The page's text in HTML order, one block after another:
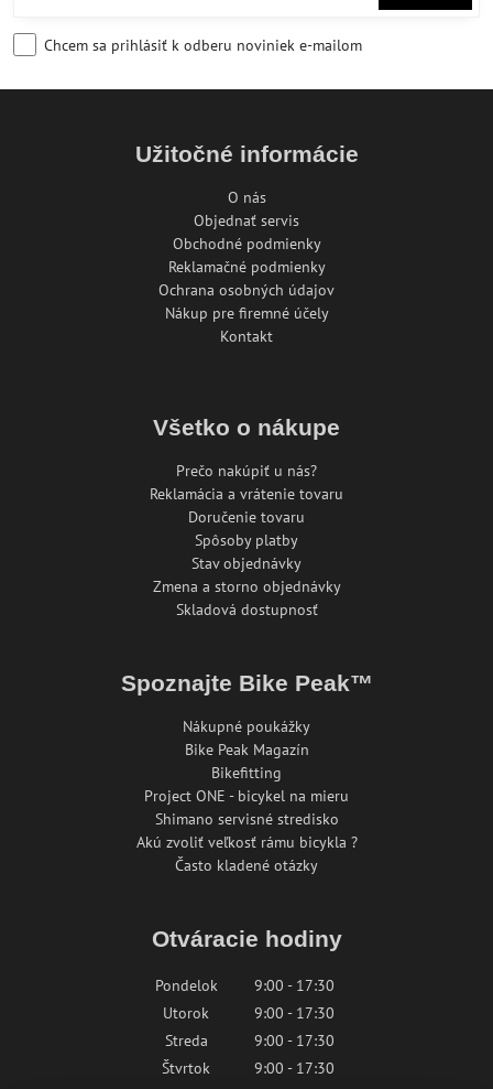
Chcem sa prihlásiť k odberu noviniek e-mailom
Užitočné informácie
O nás
Objednať servis
Obchodné podmienky
Reklamačné podmienky
Ochrana osobných údajov
Nákup pre firemné účely
Kontakt
Všetko o nákupe
Prečo nakúpiť u nás?
Reklamácia a vrátenie tovaru
Doručenie tovaru
Spôsoby platby
Stav objednávky
Zmena a storno objednávky
Skladová dostupnosť
Spoznajte Bike Peak™
Nákupné poukážky
Bike Peak Magazín
Bikefitting
Project ONE - bicykel na mieru
Shimano servisné stredisko
Akú zvoliť veľkosť rámu bicykla ?
Často kladené otázky
Otváracie hodiny
Pondelok
9:00 - 17:30
Utorok
9:00 - 17:30
Streda
9:00 - 17:30
Štvrtok
9:00 - 17:30